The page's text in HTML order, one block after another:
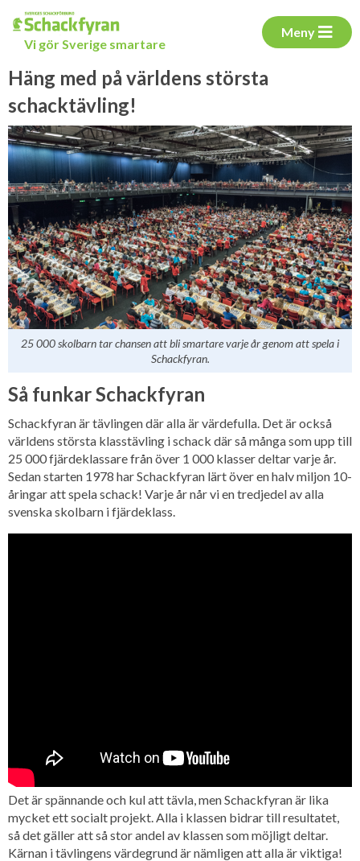
Vi gör Sverige smartare
Meny
Häng med på världens största
schacktävling!
25 000 skolbarn tar chansen att bli smartare varje år genom att spela i
Schackfyran.
Så funkar Schackfyran
Schackfyran är tävlingen där alla är värdefulla. Det är också
världens största klasstävling i schack där så många som upp till
25 000 fjärdeklassare från över 1 000 klasser deltar varje år.
Sedan starten 1978 har Schackfyran lärt över en halv miljon 10-
åringar att spela schack! Varje år når vi en tredjedel av alla
svenska skolbarn i fjärdeklass.
Det är spännande och kul att tävla, men Schackfyran är lika
mycket ett socialt projekt. Alla i klassen bidrar till resultatet,
så det gäller att så stor andel av klassen som möjligt deltar.
Kärnan i tävlingens värdegrund är nämligen att alla är viktiga!